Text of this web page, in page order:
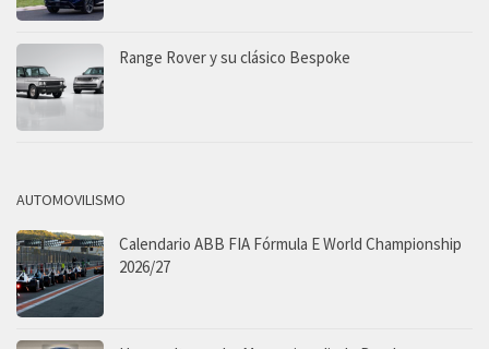
Range Rover y su clásico Bespoke
AUTOMOVILISMO
Calendario ABB FIA Fórmula E World Championship
2026/27